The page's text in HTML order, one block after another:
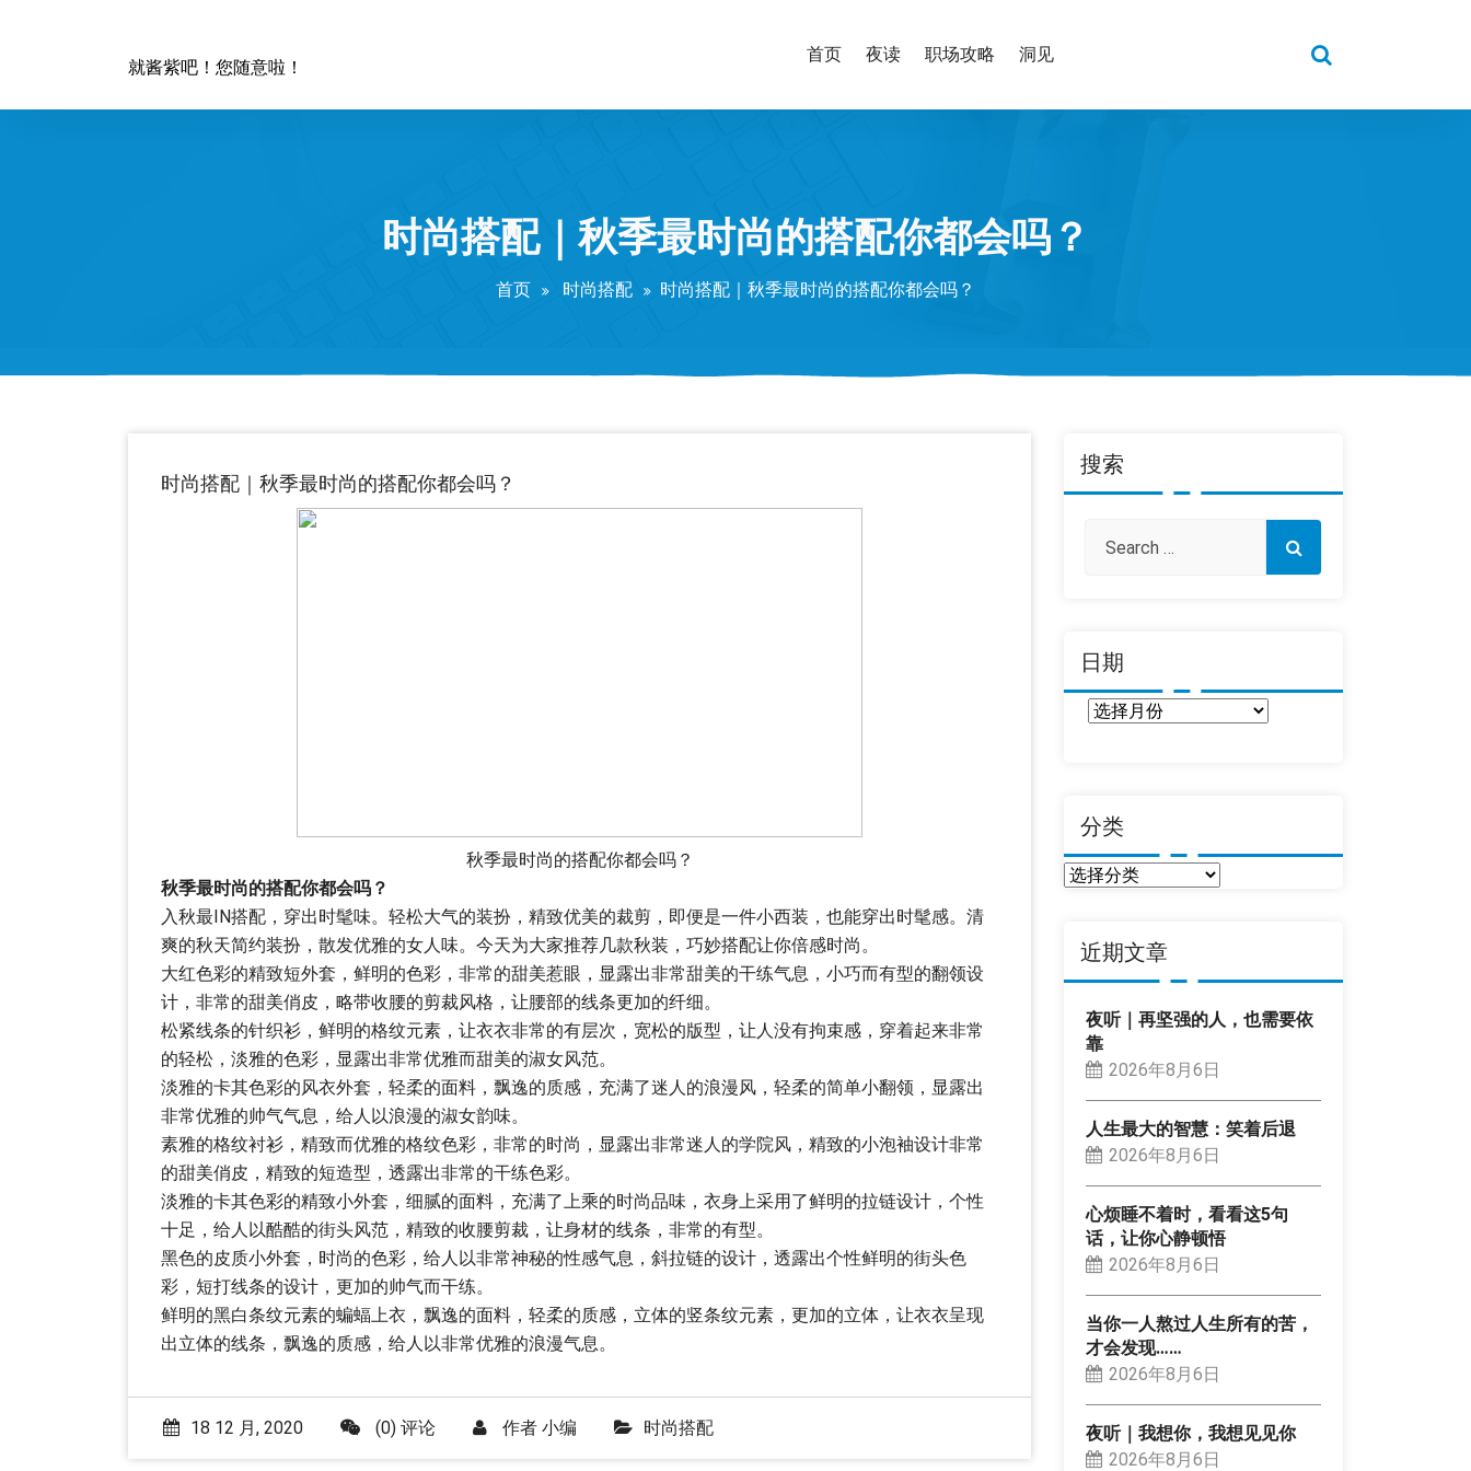
就酱紫吧！您随意啦！
首页 夜读 职场攻略 洞见
时尚搭配｜秋季最时尚的搭配你都会吗？
首页 时尚搭配 时尚搭配｜秋季最时尚的搭配你都会吗？
时尚搭配｜秋季最时尚的搭配你都会吗？
秋季最时尚的搭配你都会吗？
秋季最时尚的搭配你都会吗？
入秋最IN搭配，穿出时髦味。轻松大气的装扮，精致优美的裁剪，即便是一件小西装，也能穿出时髦感。清
爽的秋天简约装扮，散发优雅的女人味。今天为大家推荐几款秋装，巧妙搭配让你倍感时尚。
大红色彩的精致短外套，鲜明的色彩，非常的甜美惹眼，显露出非常甜美的干练气息，小巧而有型的翻领设
计，非常的甜美俏皮，略带收腰的剪裁风格，让腰部的线条更加的纤细。
松紧线条的针织衫，鲜明的格纹元素，让衣衣非常的有层次，宽松的版型，让人没有拘束感，穿着起来非常
的轻松，淡雅的色彩，显露出非常优雅而甜美的淑女风范。
淡雅的卡其色彩的风衣外套，轻柔的面料，飘逸的质感，充满了迷人的浪漫风，轻柔的简单小翻领，显露出
非常优雅的帅气气息，给人以浪漫的淑女韵味。
素雅的格纹衬衫，精致而优雅的格纹色彩，非常的时尚，显露出非常迷人的学院风，精致的小泡袖设计非常
的甜美俏皮，精致的短造型，透露出非常的干练色彩。
淡雅的卡其色彩的精致小外套，细腻的面料，充满了上乘的时尚品味，衣身上采用了鲜明的拉链设计，个性
十足，给人以酷酷的街头风范，精致的收腰剪裁，让身材的线条，非常的有型。
黑色的皮质小外套，时尚的色彩，给人以非常神秘的性感气息，斜拉链的设计，透露出个性鲜明的街头色
彩，短打线条的设计，更加的帅气而干练。
鲜明的黑白条纹元素的蝙蝠上衣，飘逸的面料，轻柔的质感，立体的竖条纹元素，更加的立体，让衣衣呈现
出立体的线条，飘逸的质感，给人以非常优雅的浪漫气息。
18 12 月, 2020 (0) 评论 作者 小编 时尚搭配
搜索
日期
分类
分
近期文章
夜听｜再坚强的人，也需要依
靠
2026年8月6日
人生最大的智慧：笑着后退
2026年8月6日
心烦睡不着时，看看这5句
话，让你心静顿悟
2026年8月6日
当你一人熬过人生所有的苦，
才会发现……
2026年8月6日
夜听｜我想你，我想见见你
2026年8月6日